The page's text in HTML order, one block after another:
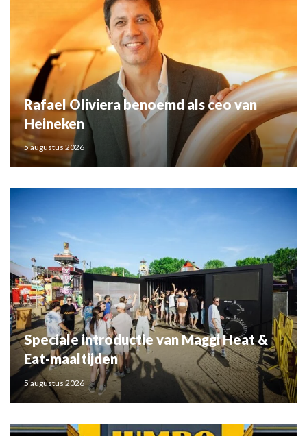
Rafael Oliviera benoemd als ceo van
Heineken
5 augustus 2026
Speciale introductie van Maggi Heat &
Eat-maaltijden
5 augustus 2026